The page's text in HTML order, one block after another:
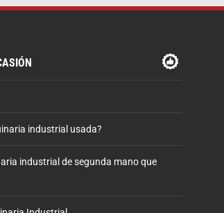
industrial usada?
industrial de segunda mano que